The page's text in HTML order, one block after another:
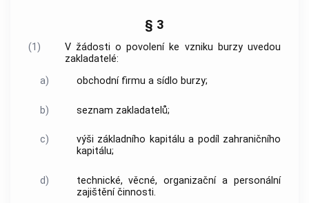
§ 3
(1)
V žádosti o povolení ke vzniku burzy uvedou
zakladatelé:
a)
obchodní firmu a sídlo burzy;
b) seznam zakladatelů;
c)
výši základního kapitálu a podíl zahraničního
kapitálu;
d)
technické, věcné, organizační a personální
zajištění činnosti.